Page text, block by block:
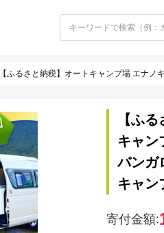
【ふるさと納税】オートキャンプ場 エナノキ施設利用券（30,000円分）
【ふ
キャン
バンガ
キャン
寄付金額: